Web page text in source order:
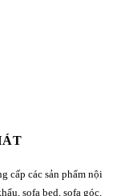
cấp các sản phẩm nội
sofa bed, sofa góc,